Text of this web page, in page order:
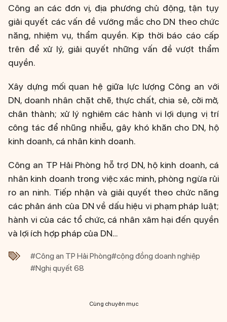
Công an các đơn vị, địa phương chủ động, tận tụy
giải quyết các vấn đề vướng mắc cho DN theo chức
năng, nhiệm vụ, thẩm quyền. Kịp thời báo cáo cấp
trên để xử lý, giải quyết những vấn đề vượt thẩm
quyền.
Xây dựng mối quan hệ giữa lực lượng Công an với
DN, doanh nhân chặt chẽ, thực chất, chia sẻ, cởi mở,
chân thành; xử lý nghiêm các hành vi lợi dụng vị trí
công tác để nhũng nhiễu, gây khó khăn cho DN, hộ
kinh doanh, cá nhân kinh doanh.
Công an TP Hải Phòng hỗ trợ DN, hộ kinh doanh, cá
nhân kinh doanh trong việc xác minh, phòng ngừa rủi
ro an ninh. Tiếp nhận và giải quyết theo chức năng
các phản ánh của DN về dấu hiệu vi phạm pháp luật;
hành vi của các tổ chức, cá nhân xâm hại đến quyền
và lợi ích hợp pháp của DN…
#Công an TP Hải Phòng#cộng đồng doanh nghiệp
#Nghị quyết 68
Cùng chuyên mục